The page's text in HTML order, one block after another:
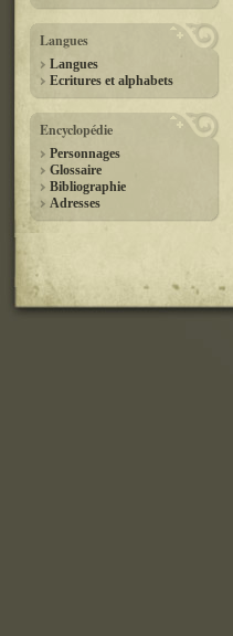
Langues
Langues
Ecritures et alphabets
Encyclopédie
Personnages
Glossaire
Bibliographie
Adresses